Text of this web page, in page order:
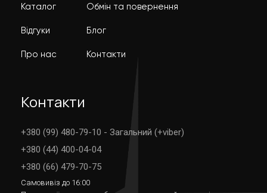
Каталог
Відгуки
Про нас
Обмін та повернення
Блог
Контакти
Контакти
+380 (99) 480-79-10 - Загальний (+viber)
+380 (44) 400-04-04
+380 (66) 479-70-75
Самовивіз до 16:00